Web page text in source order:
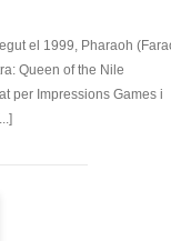
el 1999, Pharaoh
Queen of the Nile
per Impressions Games i